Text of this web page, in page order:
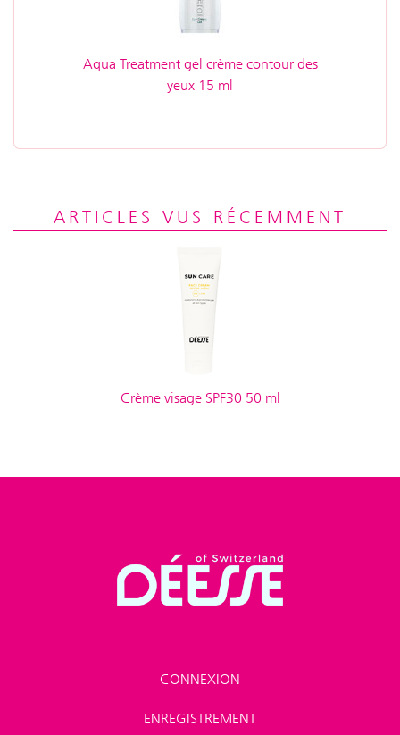
Aqua Treatment gel crème contour des
yeux 15 ml
ARTICLES VUS RÉCEMMENT
Crème visage SPF30 50 ml
CONNEXION
ENREGISTREMENT